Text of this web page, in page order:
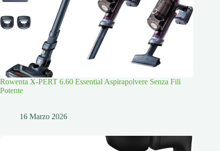
Rowenta X-PERT 6.60 Essential Aspirapolvere Senza Fili
Potente
16 Marzo 2026